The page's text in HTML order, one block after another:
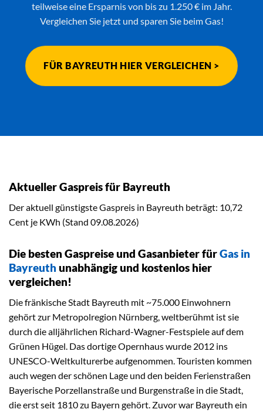
teilweise eine Ersparnis von bis zu 1.250 € im Jahr.
Vergleichen Sie jetzt und sparen Sie beim Gas!
FÜR BAYREUTH HIER VERGLEICHEN >
Aktueller Gaspreis für Bayreuth
Der aktuell günstigste Gaspreis in Bayreuth beträgt: 10,72
Cent je KWh (Stand 09.08.2026)
Die besten Gaspreise und Gasanbieter fürGas in
Bayreuth unabhängig und kostenlos hier
vergleichen!
Die fränkische Stadt Bayreuth mit ~75.000 Einwohnern
gehört zur Metropolregion Nürnberg, weltberühmt ist sie
durch die alljährlichen Richard-Wagner-Festspiele auf dem
Grünen Hügel. Das dortige Opernhaus wurde 2012 ins
UNESCO-Weltkulturerbe aufgenommen. Touristen kommen
auch wegen der schönen Lage und den beiden Ferienstraßen
Bayerische Porzellanstraße und Burgenstraße in die Stadt,
die erst seit 1810 zu Bayern gehört. Zuvor war Bayreuth ein